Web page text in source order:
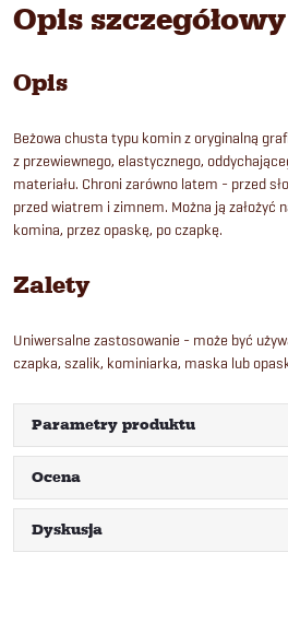
Opis
Opis
Beżowa chusta typu komin z oryginalną
z przewiewnego, elastycznego,
materiału. Chroni zarówno latem - przed
przed wiatrem i zimnem. Można ją założyć
komina, przez opaskę, po czapkę.
Zalety
Uniwersalne zastosowanie - może być
czapka, szalik, kominiarka, maska lub
Parametry produktu
Ocena
Dyskusja